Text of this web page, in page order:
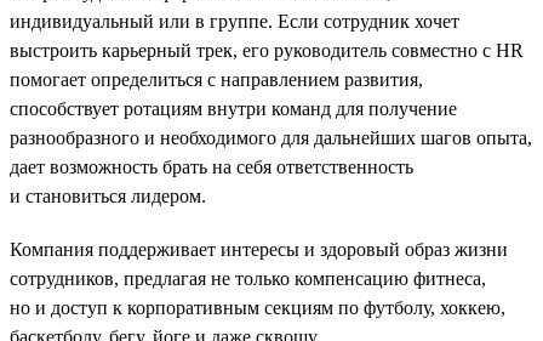
индивидуальный или в группе. Если сотрудник хочет
выстроить карьерный трек, его руководитель совместно с HR
помогает определиться с направлением развития,
способствует ротациям внутри команд для получение
разнообразного и необходимого для дальнейших шагов опыта,
дает возможность брать на себя ответственность
и становиться лидером.
Компания поддерживает интересы и здоровый образ жизни
сотрудников, предлагая не только компенсацию фитнеса,
но и доступ к корпоративным секциям по футболу, хоккею,
баскетболу, бегу, йоге и даже сквошу.